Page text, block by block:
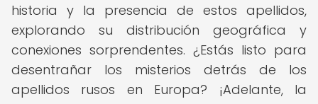
historia y la presencia de estos apellidos,
explorando su distribución geográfica y
conexiones sorprendentes. ¿Estás listo para
desentrañar los misterios detrás de los
apellidos rusos en Europa? ¡Adelante, la